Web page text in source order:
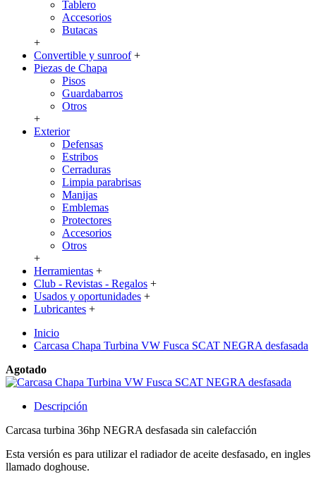
Tablero
Accesorios
Butacas
+
Convertible y sunroof +
Piezas de Chapa
Pisos
Guardabarros
Otros
+
Exterior
Defensas
Estribos
Cerraduras
Limpia parabrisas
Manijas
Emblemas
Protectores
Accesorios
Otros
+
Herramientas +
Club - Revistas - Regalos +
Usados y oportunidades +
Lubricantes +
Inicio
Carcasa Chapa Turbina VW Fusca SCAT NEGRA desfasada
Agotado
Descripción
Carcasa turbina 36hp NEGRA desfasada sin calefacción
Esta versión es para utilizar el radiador de aceite desfasado, en ingles
llamado doghouse.